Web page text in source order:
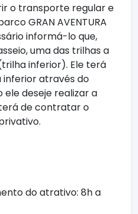
o transporte regular e
GRAN AVENTURA
informá-lo que,
uma das trilhas a
inferior). Ele terá
inferior através do
ele deseje realizar a
de contratar o
do atrativo: 8h a